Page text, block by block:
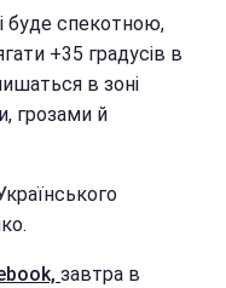
буде спекотною,
+35 градусів в
в зоні
грозами й
завтра в